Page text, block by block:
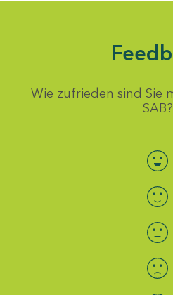
Wie zufrieden sind Sie
SAB?